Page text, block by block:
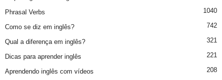
Phrasal Verbs 1040
Como se diz em inglês? 742
Qual a diferença em inglês? 321
Dicas para aprender inglês 221
Aprendendo inglês com vídeos 208